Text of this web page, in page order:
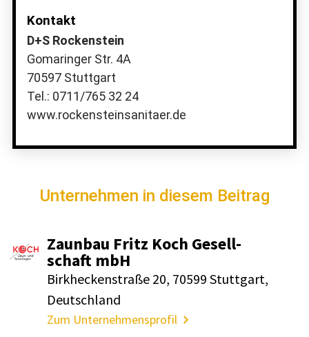
Kontakt
D+S Rockenstein
Gomaringer Str. 4A
70597 Stuttgart
Tel.: 0711/765 32 24
www.rockensteinsanitaer.de
Unternehmen in diesem Beitrag
Zaunbau Fritz Koch Gesell­
schaft mbH
Birk­he­cken­straße 20, 70599 Stutt­gart,
Deutsch­land
Zum Unternehmensprofil